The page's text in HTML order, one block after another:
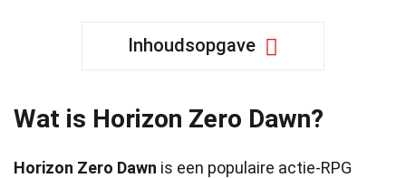
Inhoudsopgave
Wat is Horizon Zero Dawn?
Horizon Zero Dawn is een populaire actie-RPG